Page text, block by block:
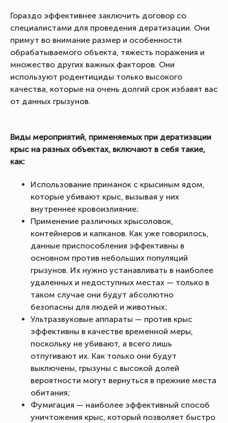
Гораздо эффективнее заключить договор со
специалистами для проведения дератизации. Они
примут во внимание размер и особенности
обрабатываемого объекта, тяжесть поражения и
множество других важных факторов. Они
используют родентициды только высокого
качества, которые на очень долгий срок избавят вас
от данных грызунов.
Виды мероприятий, применяемых при дератизации
крыс на разных объектах, включают в себя такие,
как:
Использование приманок с крысиным ядом,
которые убивают крыс, вызывая у них
внутреннее кровоизлияние;
Применение различных крысоловок,
контейнеров и капканов. Как уже говорилось,
данные приспособления эффективны в
основном против небольших популяций
грызунов. Их нужно устанавливать в наиболее
удаленных и недоступных местах — только в
таком случае они будут абсолютно
безопасны для людей и животных;
Ультразвуковые аппараты — против крыс
эффективны в качестве временной меры,
поскольку не убивают, а всего лишь
отпугивают их. Как только они будут
выключены, грызуны с высокой долей
вероятности могут вернуться в прежние места
обитания;
Фумигация — наиболее эффективный способ
уничтожения крыс, который позволяет быстро